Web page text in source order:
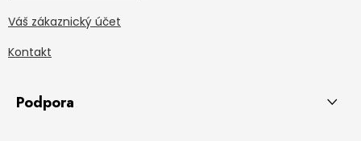
Váš zákaznický účet
Kontakt
Podpora